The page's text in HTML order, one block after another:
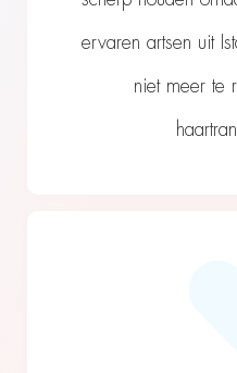
ervaren artsen uit
niet meer te